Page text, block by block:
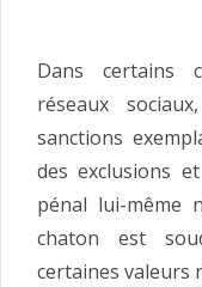
Dans certains
réseaux
sanctions
des exclusions
pénal lui-même
chaton est
certaines valeurs